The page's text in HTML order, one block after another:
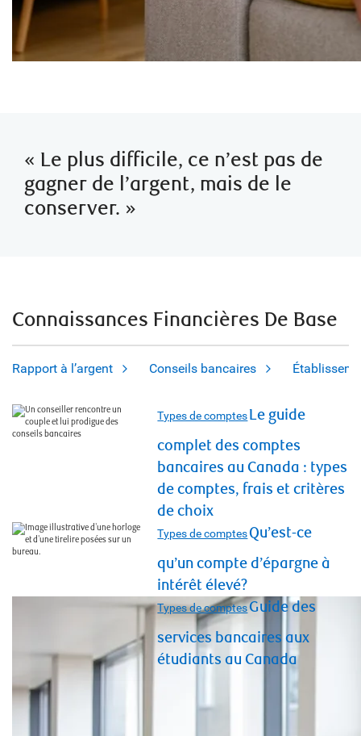
« Le plus difficile, ce n’est pas de
gagner de l’argent, mais de le
conserver. »
Connaissances Financières De Base
Rapport à l’argent Conseils bancaires
Types de comptesLe guide
complet des comptes
bancaires au Canada : types
de comptes, frais et critères
de choix
Types de comptesQu’est-ce
qu’un compte d’épargne à
intérêt élevé?
Types de comptesGuide des
services bancaires aux
étudiants au Canada